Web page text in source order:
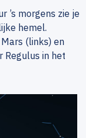
’s morgens zie je
hemel.
(links) en
Regulus in het